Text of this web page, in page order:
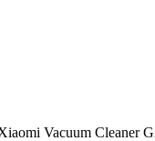
Vacuum Cleaner